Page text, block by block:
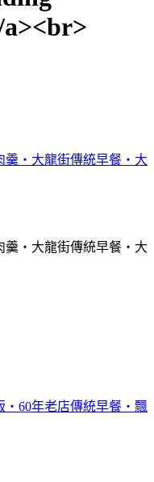
羹‧大龍街傳統早餐‧大
羹‧大龍街傳統早餐‧大
‧60年老店傳統早餐‧飄